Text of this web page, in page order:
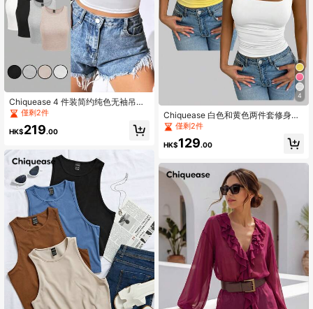
Chiquease 4 件装简约纯色无袖吊带
背心（带衬垫）
僅剩2件
HK$219.00
4
Chiquease 白色和黄色两件套修身显
瘦背心，性感夜店风，节日狂欢装
扮，女士生日装扮，浪漫约会装扮，
演唱会装扮，派对必备，日常装扮，
僅剩2件
HK$129.00